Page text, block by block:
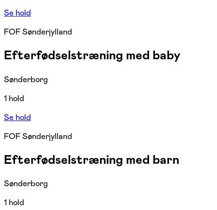
Se hold
FOF Sønderjylland
Efterfødselstræning med baby
Sønderborg
1 hold
Se hold
FOF Sønderjylland
Efterfødselstræning med barn
Sønderborg
1 hold